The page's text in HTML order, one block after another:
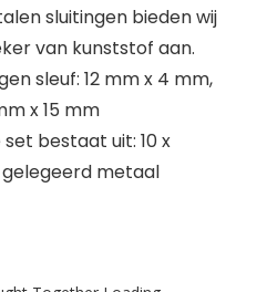
sluitingen bieden wij
van kunststof aan.
sleuf: 12 mm x 4 mm,
x 15 mm
bestaat uit: 10 x
metaal